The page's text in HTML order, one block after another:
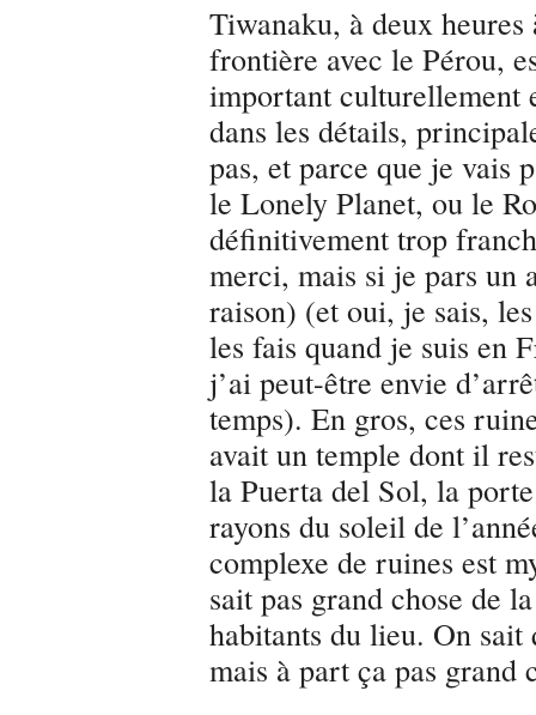
Tiwanaku, à deux
frontière avec le Pérou,
important culturellement
dans les détails,
pas, et parce que je vais
le Lonely Planet, ou le
définitivement trop
merci, mais si je pars un
raison) (et oui, je sais,
les fais quand je suis en
j’ai peut-être envie
temps). En gros, ces
avait un temple dont il
la Puerta del Sol, la
rayons du soleil de
complexe de ruines est
sait pas grand chose de
habitants du lieu. On
mais à part ça pas grand